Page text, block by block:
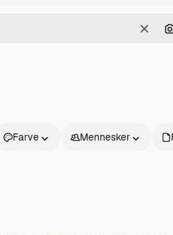
Klar
Farve Mennesker